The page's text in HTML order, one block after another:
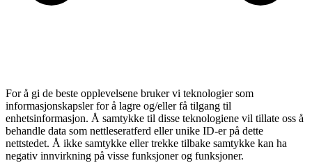
For å gi de beste opplevelsene bruker vi teknologier som
informasjonskapsler for å lagre og/eller få tilgang til
enhetsinformasjon. Å samtykke til disse teknologiene vil tillate oss å
behandle data som nettleseratferd eller unike ID-er på dette
nettstedet. Å ikke samtykke eller trekke tilbake samtykke kan ha
negativ innvirkning på visse funksjoner og funksjoner.